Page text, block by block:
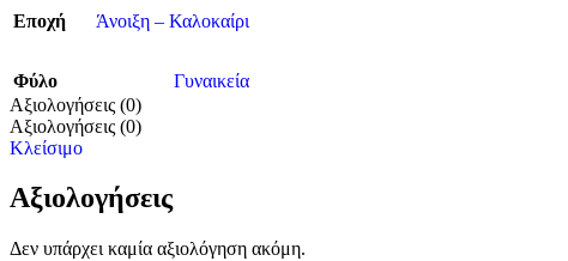
Εποχή Άνοιξη – Καλοκαίρι
Φύλο
Γυναικεία
Αξιολογήσεις (0)
Αξιολογήσεις (0)
Κλείσιμο
Αξιολογήσεις
Δεν υπάρχει καμία αξιολόγηση ακόμη.